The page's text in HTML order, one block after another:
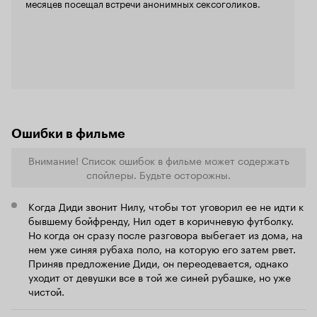
определенный момент Адам, так зовут героя
натуралистично. Другой герой Майк (Тим
избавлении от сексоголии', потому что тоже в
свое время бросался во все тяжкие и даже
заразил жену гепатитом C. Она, героиня,
любит со школьных лет. И сейчас Майк -
степенный член общества, помогающий
другим исправиться в рамках анонимных
собраний. Правда, у него проблемы с сыном-
наркоманом, который, вроде бы, завязал, но
Майк ему не доверяет. Он не верит, что кто-то
может с чем-то завязать, не посещая
анонимные собрания. У третьего героя дела
Ошибки в фильме
Внимание! Список ошибок в фильме может содержать
спойлеры. Будьте осторожны.
Когда Диди звонит Нилу, чтобы тот уговорил ее не идти к
бывшему бойфренду, Нил одет в коричневую футболку.
Но когда он сразу после разговора выбегает из дома, на
нем уже синяя рубаха поло, на которую его затем рвет.
Приняв предложение Диди, он переодевается, однако
уходит от девушки все в той же синей рубашке, но уже
чистой.